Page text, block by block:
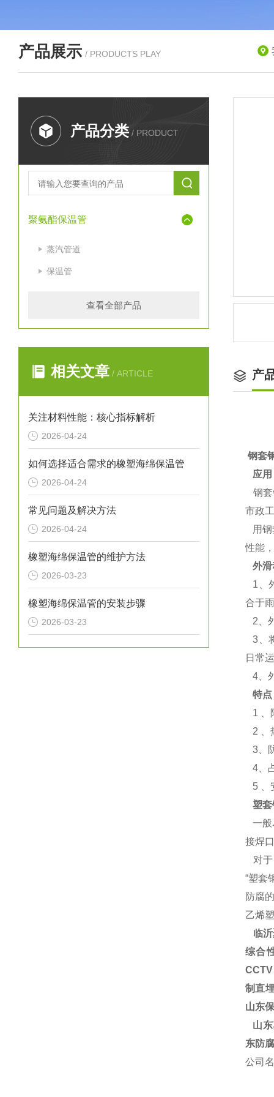
产品展示 / PRODUCTS PLAY
产品分类 / PRODUCT
聚氨酯保温管
蒸汽管道
保温管
查看全部产品
相关文章 / ARTICLE
关注材料性能：核心指标解析
2026-04-24
如何选择适合需求的橡塑海绵保温管
2026-04-24
常见问题及解决方法
2026-04-24
橡塑海绵保温管的维护方法
2026-03-23
橡塑海绵保温管的安装步骤
2026-03-23
产
钢套
应用
钢套
市政
用钢
性能
外
1、
合于
2、
3、
日常
4、
特点
1 、
2 、
3、
4、
5 、
塑套
一般
接焊
对于
“塑套
防腐
乙烯
临沂
综合
制直
山东
山东
东防
公司